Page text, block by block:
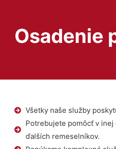
Osadenie
Všetky naše služby
Potrebujete pomôcť v inej
ďalších remeselníkov.